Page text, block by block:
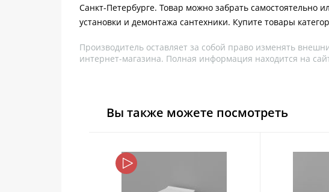
Санкт-Петербурге. Товар можно забрать самостоятельно
установки и демонтажа сантехники. Купите товары
Производитель оставляет за собой право изменять
интернет-магазина. Полная информация находится на
Вы также можете посмотреть